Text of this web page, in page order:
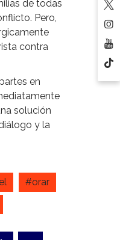
de todas
Pero,
contra
en
solución
y la
#orar